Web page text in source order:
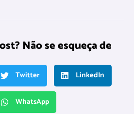
Não se esqueça de
Twitter LinkedIn
WhatsApp